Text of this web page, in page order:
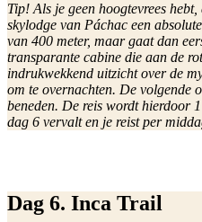
Tip! Als je geen hoogtevrees
skylodge van Páchac een
van 400 meter, maar gaat dan
transparante cabine die aan de
indrukwekkend uitzicht over de
om te overnachten. De volgende
beneden. De reis wordt hierdoor
dag 6 vervalt en je reist per
Dag 6. Inca Trail